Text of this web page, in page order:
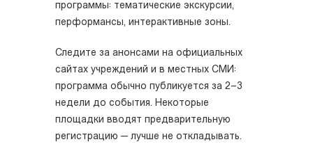
программы: тематические экскурсии,
перформансы, интерактивные зоны.
Следите за анонсами на официальных
сайтах учреждений и в местных СМИ:
программа обычно публикуется за 2–3
недели до события. Некоторые
площадки вводят предварительную
регистрацию — лучше не откладывать.